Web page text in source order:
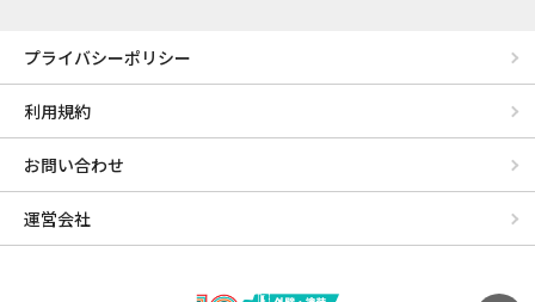
プライバシーポリシー
利用規約
お問い合わせ
運営会社